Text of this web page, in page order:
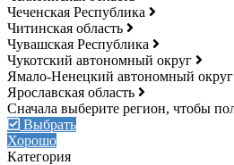
Чеченская Республика
Читинская область
Чувашская Республика
Чукотский автономный округ
Ямало-Ненецкий автономный округ
Ярославская область
Выбрать
Хорошо
Категория